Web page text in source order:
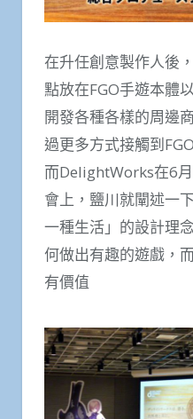
在升任創意製作人後
點放在FGO手遊本體
開發各種各樣的周邊
過更多方式接觸到
而DelightWorks在6
會上，鹽川就闡述一
一種生活」的設計理
何做出有趣的遊戲，
有價值